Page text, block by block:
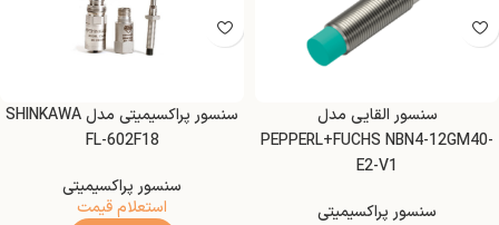
سنسور القایی مدل
PEPPERL+FUCHS NBN4-12GM40-
E2-V1
سنسور پراکسیمیتی
سنسور پراکسیمیتی مدل SHINKAWA
FL-602F18
سنسور پراکسیمیتی
استعلام قیمت